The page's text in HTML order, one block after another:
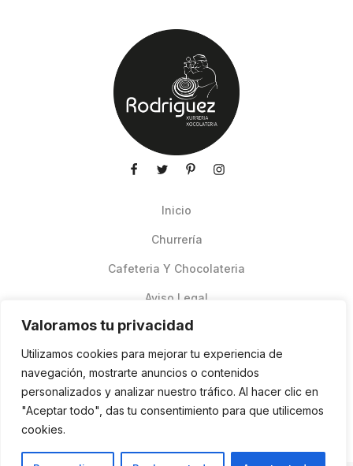
Valoramos tu privacidad
Utilizamos cookies para mejorar tu experiencia de
navegación, mostrarte anuncios o contenidos
personalizados y analizar nuestro tráfico. Al hacer clic en
"Aceptar todo", das tu consentimiento para que utilicemos
cookies.
Inicio
Churrería
Cafeteria Y Chocolateria
Aviso Legal
Pedidos Online Glovo
Contacto